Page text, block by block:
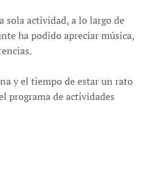
sola actividad, a lo largo de
ha podido apreciar música,
y el tiempo de estar un rato
programa de actividades